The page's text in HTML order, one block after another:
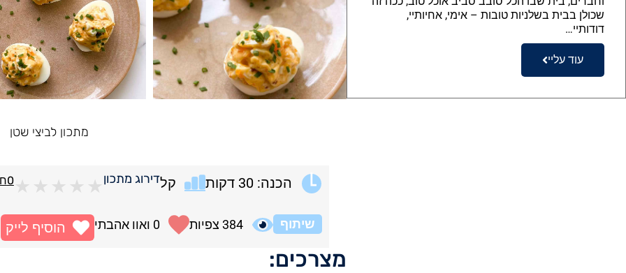
שכולן בבית בשלניות טובות – אימי, אחיותיי,
דודותיי…
עוד עליי
מתכון לביצי שטן
הכנה: 30 דקות קלדירוג מתכון★
★
★
★
★
0
שיתוף 384צפיות 0 ואוו אהבתי הוסיף לייק
מצרכים: